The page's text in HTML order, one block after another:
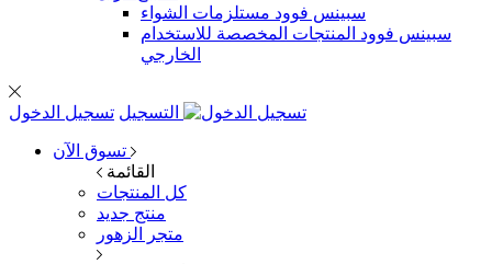
سبينس فوود مستلزمات الشواء
سبينس فوود المنتجات المخصصة للاستخدام
الخارجي
التسجيل
القائمة
كل المنتجات
منتج جديد
متجر الزهور